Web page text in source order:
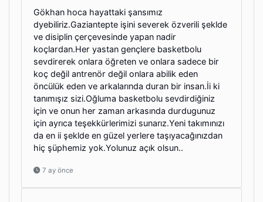
Gökhan hoca hayattaki şansımız
dyebiliriz.Gaziantepte işini severek özverili şeklde
ve disiplin çerçevesinde yapan nadir
koçlardan.Her yastan gençlere basketbolu
sevdirerek onlara öğreten ve onlara sadece bir
koç değil antrenör değil onlara abilik eden
öncülük eden ve arkalarında duran bir insan.İi ki
tanımışız sizi.Oğluma basketbolu sevdirdiğiniz
için ve onun her zaman arkasında durdugunuz
için ayrıca teşekkürlerimizi sunarız.Yeni takımınızı
da en ii şeklde en güzel yerlere taşıyacağınızdan
hiç şüphemiz yok.Yolunuz açık olsun..
7 ay önce